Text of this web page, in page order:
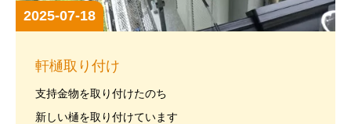
2025-07-18
軒樋取り付け
支持金物を取り付けたのち
新しい樋を取り付けています